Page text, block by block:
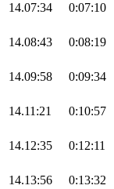
14.07:34 0:07:10
14.08:43 0:08:19
14.09:58 0:09:34
14.11:21 0:10:57
14.12:35 0:12:11
14.13:56 0:13:32